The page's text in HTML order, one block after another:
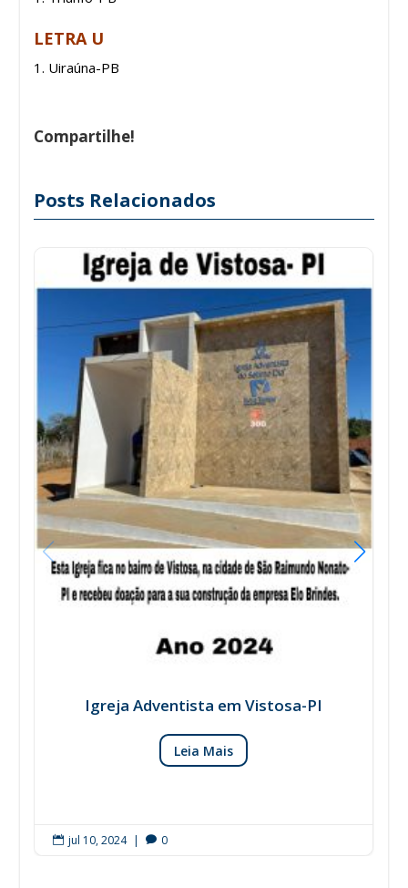
LETRA U
Uiraúna-PB
Compartilhe!
Posts Relacionados
Igreja Adventista em Vistosa-PI
Leia Mais
 jul 10, 2024 |  0